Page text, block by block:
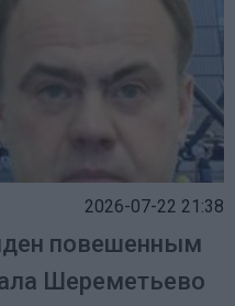
2026-07-22 21:38
повешенным
Шереметьево